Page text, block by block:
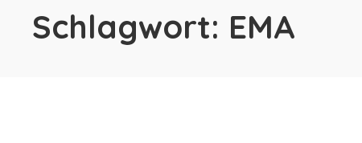
Schlagwort: EMA